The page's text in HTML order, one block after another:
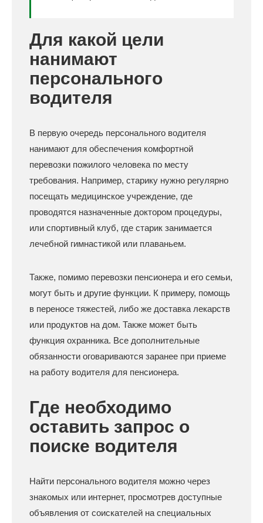
Для какой цели
нанимают
персонального
водителя
В первую очередь персонального водителя
нанимают для обеспечения комфортной
перевозки пожилого человека по месту
требования. Например, старику нужно регулярно
посещать медицинское учреждение, где
проводятся назначенные доктором процедуры,
или спортивный клуб, где старик занимается
лечебной гимнастикой или плаваньем.
Также, помимо перевозки пенсионера и его семьи,
могут быть и другие функции. К примеру, помощь
в переносе тяжестей, либо же доставка лекарств
или продуктов на дом. Также может быть
функция охранника. Все дополнительные
обязанности оговариваются заранее при приеме
на работу водителя для пенсионера.
Где необходимо
оставить запрос о
поиске водителя
Найти персонального водителя можно через
знакомых или интернет, просмотрев доступные
объявления от соискателей на специальных